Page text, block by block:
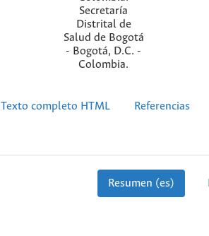
Secretaría
Distrital de
Salud de Bogotá
- Bogotá, D.C. -
Colombia.
Texto completo HTML Referencias
Resumen (es)